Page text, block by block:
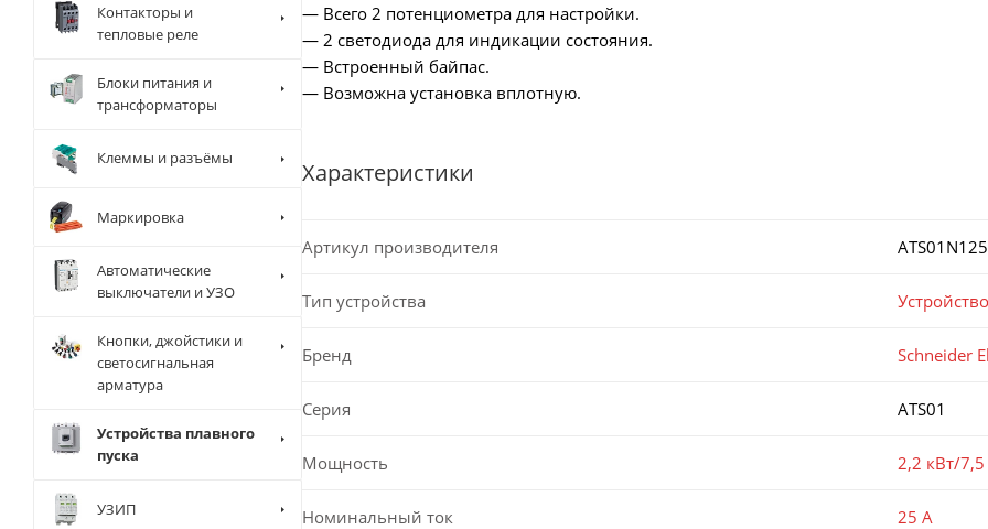
— Всего 2 потенциометра для настройки.
— 2 светодиода для индикации состояния.
— Встроенный байпас.
— Возможна установка вплотную.
Характеристики
Артикул производителя
Тип устройства
Бренд Schneider
Серия ATS01
Мощность 2,2 кВт/7,5
Номинальный ток 25 А
Контакторы и
тепловые реле
Блоки питания и
трансформаторы
Клеммы и разъёмы
Маркировка
Автоматические
выключатели и УЗО
Кнопки, джойстики и
светосигнальная
арматура
Устройства плавного
пуска
УЗИП